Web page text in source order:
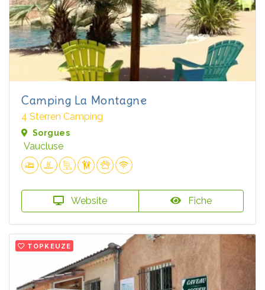
Camping La Montagne
4 Sterren Camping
Sorgues
Vaucluse
Website Fiche
TOPKEUZE